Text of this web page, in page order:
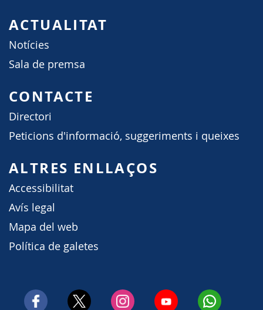
ACTUALITAT
Notícies
Sala de premsa
CONTACTE
Directori
Peticions d'informació, suggeriments i queixes
ALTRES ENLLAÇOS
Accessibilitat
Avís legal
Mapa del web
Política de galetes